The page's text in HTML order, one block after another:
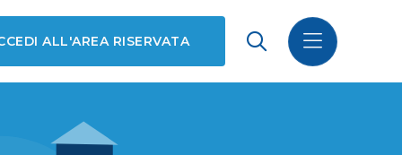
ALL'AREA RISERVATA